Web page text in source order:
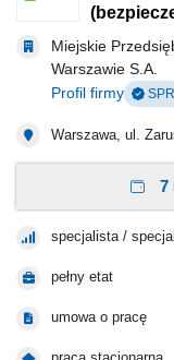
Miejskie
Warszawie S.A.
Profil firmy
Warszawa, ul.
7
specjalista /
pełny etat
umowa o pracę